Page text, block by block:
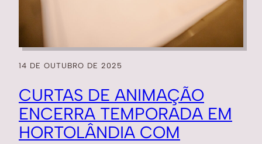
14 DE OUTUBRO DE 2025
CURTAS DE ANIMAÇÃO
ENCERRA TEMPORADA EM
HORTOLÂNDIA COM